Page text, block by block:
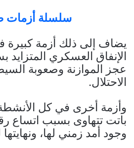
سلسلة أزمات
يضاف إلى ذلك أزمة كبيرة
الإنفاق العسكري المتزايد
عجز الموازنة وصعوبة
الاحتلال.
وأزمة أخرى في كل الأنشطة
باتت تتهاوى بسبب اتساع
وجود أمد زمني لها،